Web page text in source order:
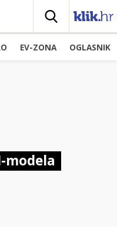
EV-ZONA OGLASNIK
modela